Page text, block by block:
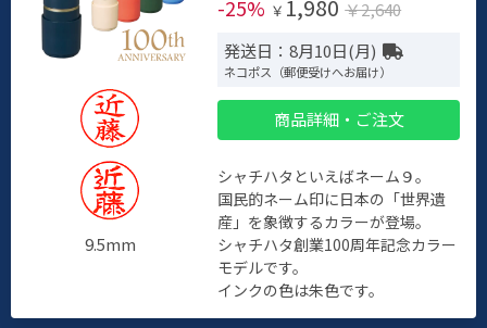
9.5mm
-25% ￥ 1,980 ￥2,640
発送日：8月10日(月)
ネコポス（郵便受けへお届け）
商品詳細・ご注文
シャチハタといえばネーム９。
国民的ネーム印に日本の「世界遺
産」を象徴するカラーが登場。
シャチハタ創業100周年記念カラー
モデルです。
インクの色は朱色です。